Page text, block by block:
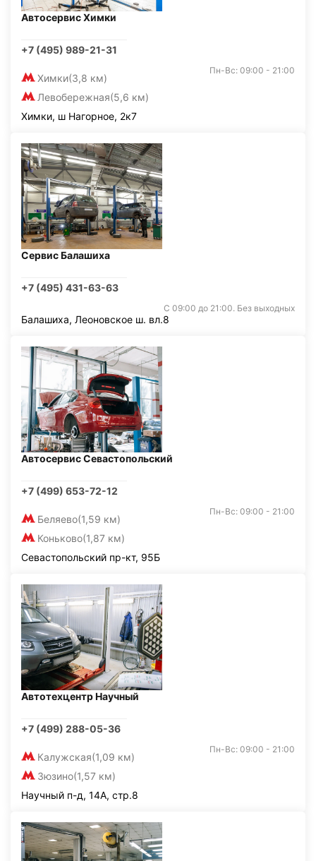
Автосервис Химки
+7 (495) 989-21-31
Химки(3,8 км)
Левобережная(5,6 км)
Пн-Вс: 09:00 - 21:00
Химки, ш Нагорное, 2к7
Сервис Балашиха
+7 (495) 431-63-63
С 09:00 до 21:00. Без выходных
Балашиха, Леоновское ш. вл.8
Автосервис Севастопольский
+7 (499) 653-72-12
Беляево(1,59 км)
Коньково(1,87 км)
Пн-Вс: 09:00 - 21:00
Севастопольский пр-кт, 95Б
Автотехцентр Научный
+7 (499) 288-05-36
Калужская(1,09 км)
Зюзино(1,57 км)
Пн-Вс: 09:00 - 21:00
Научный п-д, 14А, стр.8